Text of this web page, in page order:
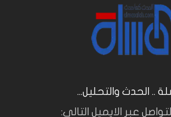
.. الحدث والتحليل...
عبر الايميل التالي: